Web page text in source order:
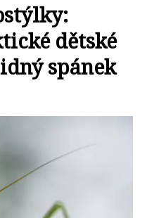
dětské
spánek